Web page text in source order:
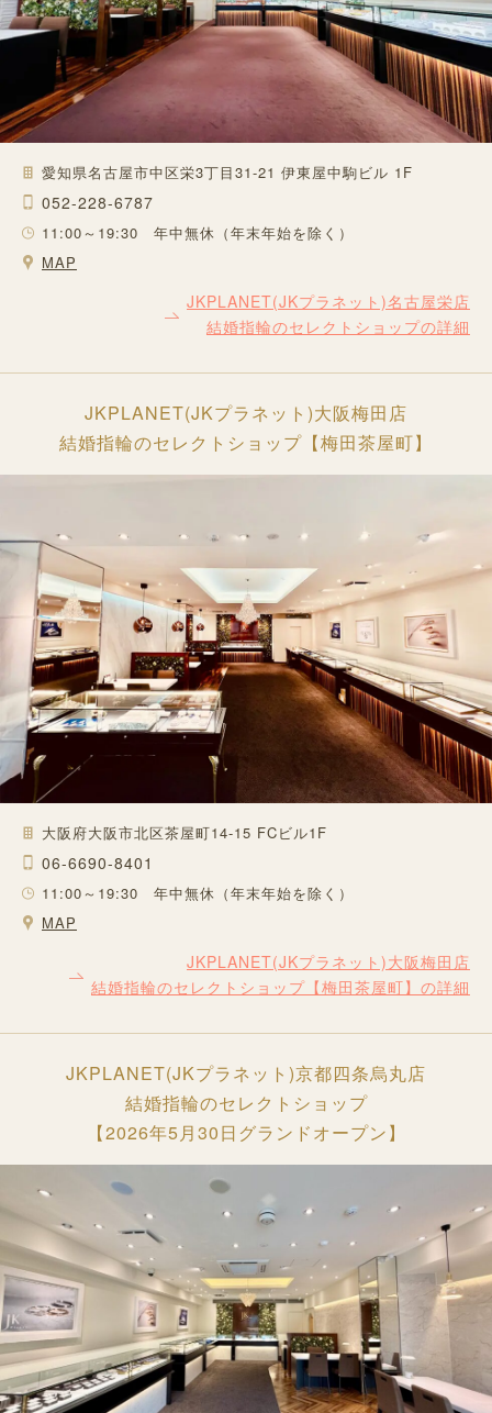
愛知県名古屋市中区栄3丁目31-21 伊東屋中駒ビル 1F
052-228-6787
11:00～19:30 年中無休（年末年始を除く）
MAP
JKPLANET(JKプラネット)名古屋栄店
結婚指輪のセレクトショップの詳細
JKPLANET(JKプラネット)大阪梅田店
結婚指輪のセレクトショップ【梅田茶屋町】
大阪府大阪市北区茶屋町14-15 FCビル1F
06-6690-8401
11:00～19:30 年中無休（年末年始を除く）
MAP
JKPLANET(JKプラネット)大阪梅田店
結婚指輪のセレクトショップ【梅田茶屋町】の詳細
JKPLANET(JKプラネット)京都四条烏丸店
結婚指輪のセレクトショップ
【2026年5月30日グランドオープン】